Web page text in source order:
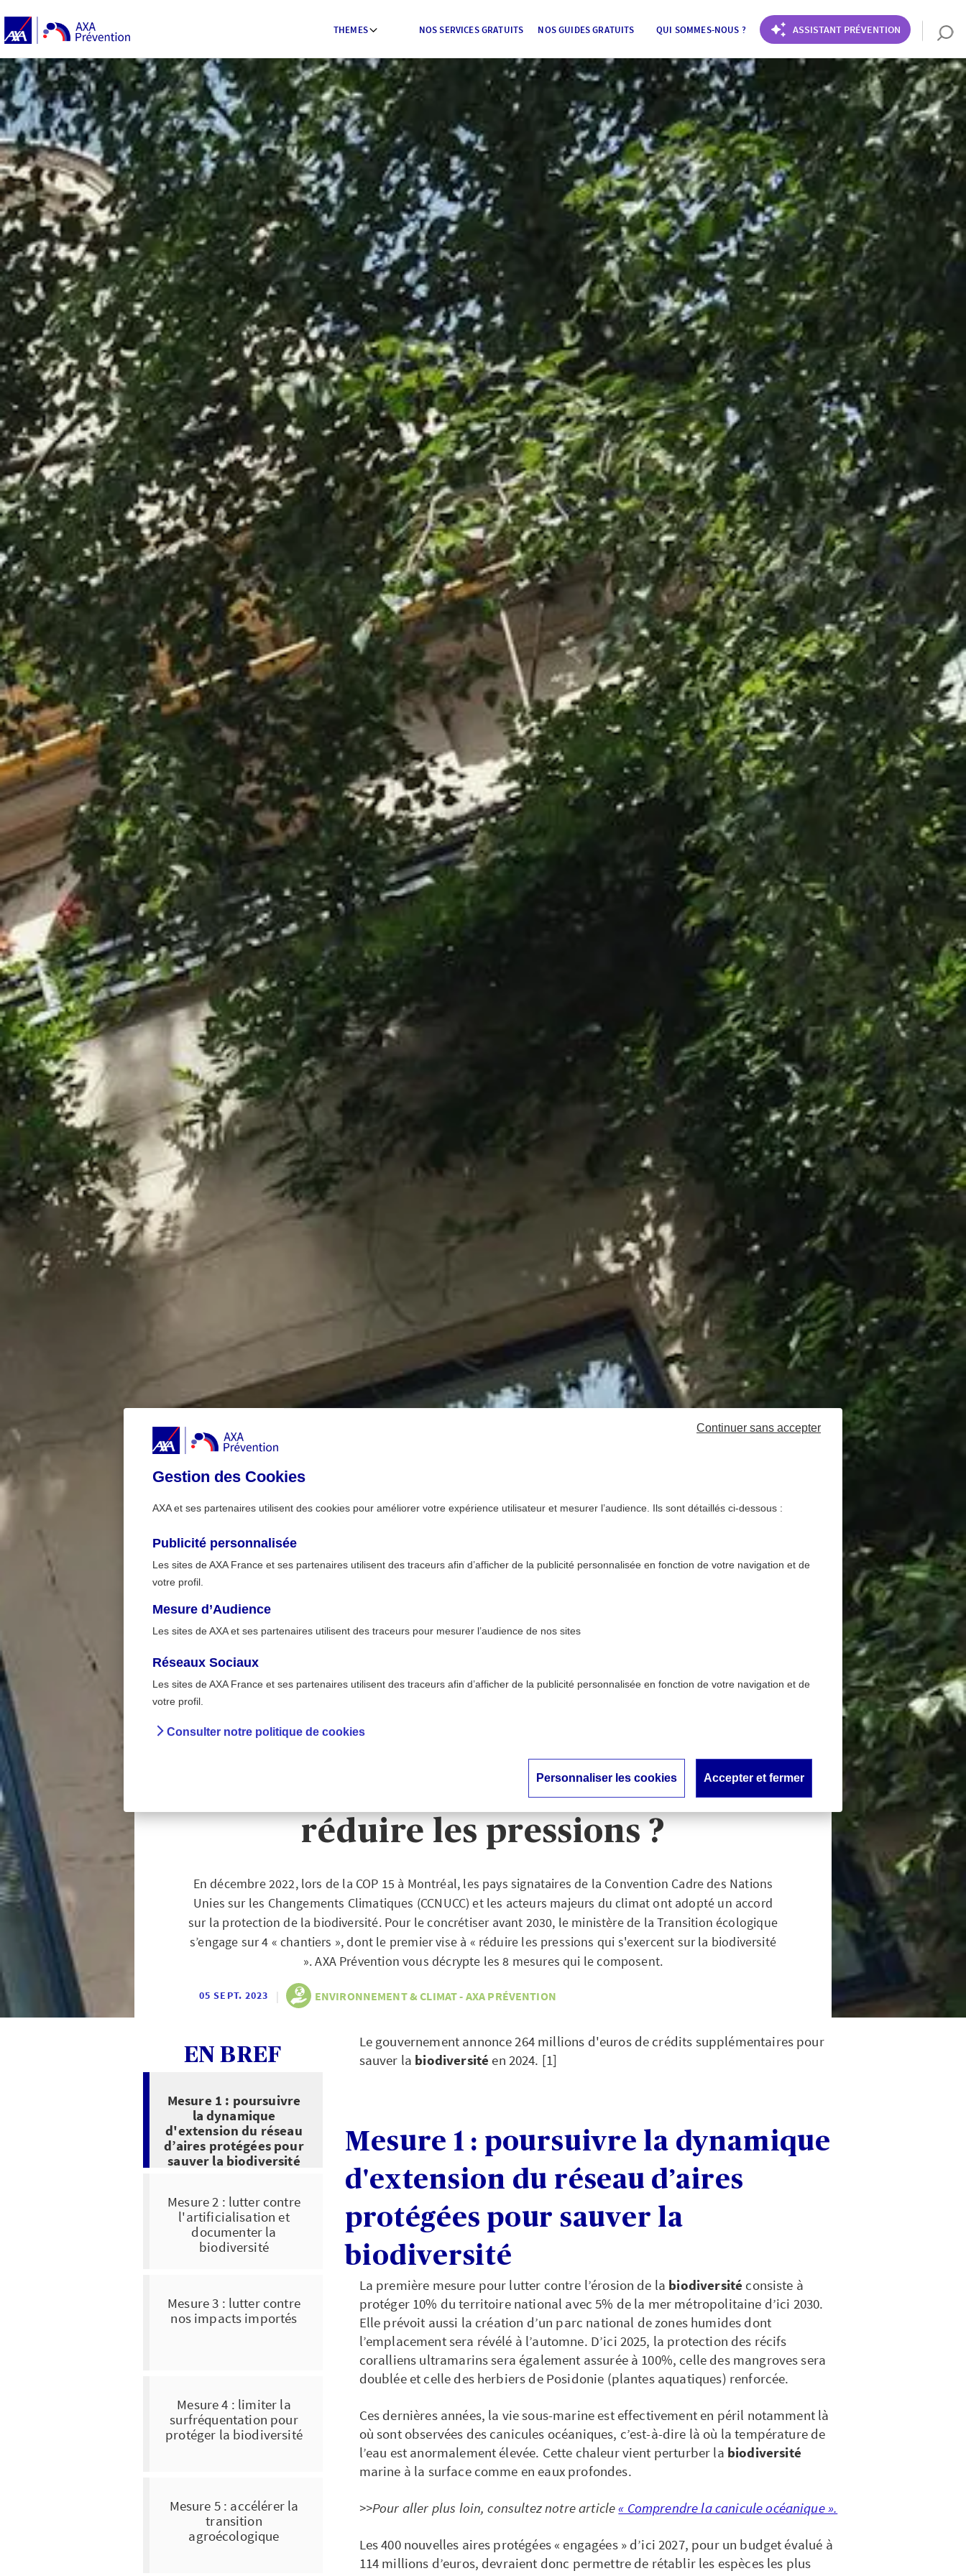
THEMES NOS SERVICES GRATUITS NOS GUIDES GRATUITS QUI SOMMES-NOUS ? ASSISTANT PRÉVENTION
Accueil
Stratégie nationale pour la
biodiversité 2030 : comment
réduire les pressions ?
En décembre 2022, lors de la COP 15 à Montréal, les pays signataires de la Convention Cadre des Nations
Unies sur les Changements Climatiques (CCNUCC) et les acteurs majeurs du climat ont adopté un accord
sur la protection de la biodiversité. Pour le concrétiser avant 2030, le ministère de la Transition écologique
s’engage sur 4 « chantiers », dont le premier vise à « réduire les pressions qui s'exercent sur la biodiversité
». AXA Prévention vous décrypte les 8 mesures qui le composent.
05 SEPT. 2023 | ENVIRONNEMENT & CLIMAT - AXA PRÉVENTION
EN BREF
Mesure 1 : poursuivre
la dynamique
d'extension du réseau
d’aires protégées pour
sauver la biodiversité
Mesure 2 : lutter contre
l'artificialisation et
documenter la
biodiversité
Mesure 3 : lutter contre
nos impacts importés
Mesure 4 : limiter la
surfréquentation pour
protéger la biodiversité
Mesure 5 : accélérer la
transition
agroécologique
Le gouvernement annonce 264 millions d'euros de crédits supplémentaires pour
sauver la biodiversité en 2024. [1]
Mesure 1 : poursuivre la dynamique
d'extension du réseau d’aires
protégées pour sauver la
biodiversité
La première mesure pour lutter contre l’érosion de la biodiversité consiste à
protéger 10% du territoire national avec 5% de la mer métropolitaine d’ici 2030.
Elle prévoit aussi la création d’un parc national de zones humides dont
l’emplacement sera révélé à l’automne. D’ici 2025, la protection des récifs
coralliens ultramarins sera également assurée à 100%, celle des mangroves sera
doublée et celle des herbiers de Posidonie (plantes aquatiques) renforcée.
Ces dernières années, la vie sous-marine est effectivement en péril notamment là
où sont observées des canicules océaniques, c’est-à-dire là où la température de
l’eau est anormalement élevée. Cette chaleur vient perturber la biodiversité
marine à la surface comme en eaux profondes.
>>Pour aller plus loin, consultez notre article« Comprendre la canicule océanique ».
Les 400 nouvelles aires protégées « engagées » d’ici 2027, pour un budget évalué à
114 millions d’euros, devraient donc permettre de rétablir les espèces les plus
Gestion des Cookies
AXA et ses partenaires utilisent des cookies pour améliorer votre expérience utilisateur et mesurer l’audience. Ils sont détaillés ci-dessous :
Publicité personnalisée
Les sites de AXA France et ses partenaires utilisent des traceurs afin d’afficher de la publicité personnalisée en fonction de votre navigation et de
votre profil.
Mesure d’Audience
Les sites de AXA et ses partenaires utilisent des traceurs pour mesurer l’audience de nos sites
Réseaux Sociaux
Les sites de AXA France et ses partenaires utilisent des traceurs afin d’afficher de la publicité personnalisée en fonction de votre navigation et de
votre profil.
Consulter notre politique de cookies
Continuer sans accepter
Personnaliser les cookies Accepter et fermer